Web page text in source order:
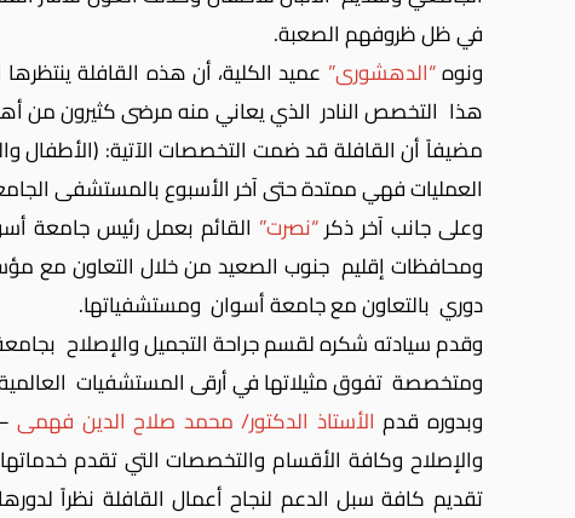
في ظل ظروفهم الصعبة.
ونوه“الدهشورى” عميد الكلية، أن هذه القافلة
هذا التخصص النادر الذي يعاني منه مرضى كثيرون من
مضيفاً
العمليات فهي ممتدة حتى آخر الأسبوع بالمستشفى
وعلى جانب آخر ذكر“نصرت” القائم بعمل رئيس جامعة
ومحافظات إقليم جنوب الصعيد من خلال التعاون مع
دوري بالتعاون مع جامعة أسوان ومستشفياتها.
وقدم سيادته شكره لقسم جراحة التجميل والإصلاح
ومتخصصة تفوق مثيلاتها في أرقى المستشفيات
وبدوره قدم الأستاذ الدكتور/ محمد صلاح الدين فهمى
والإصلاح وكافة الأقسام والتخصصات التي تقدم
تقديم كافة سبل الدعم لنجاح أعمال القافلة نظراً